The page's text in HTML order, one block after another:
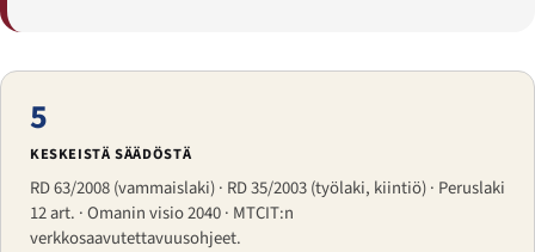
5
KESKEISTÄ SÄÄDÖSTÄ
RD 63/2008 (vammaislaki) · RD 35/2003 (työlaki, kiintiö) · Peruslaki
12 art. · Omanin visio 2040 · MTCIT:n
verkkosaavutettavuusohjeet.